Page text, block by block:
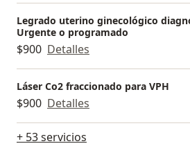
Legrado uterino ginecológico
Urgente o programado
$900 Detalles
Láser Co2 fraccionado para VPH
$900 Detalles
+ 53 servicios